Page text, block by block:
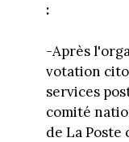
:
-Après
votation
services
comité
de La Poste